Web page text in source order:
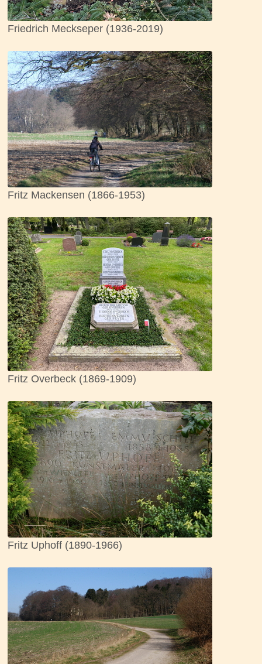
Friedrich Meckseper (1936-2019)
Fritz Mackensen (1866-1953)
Fritz Overbeck (1869-1909)
Fritz Uphoff (1890-1966)